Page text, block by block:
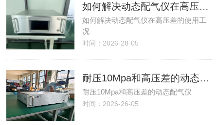
如何解决动态配气仪在高压差的使用工况
如何解决动态配气仪在高压差的使用工
况
时间：2026-28-05
耐压10Mpa和高压差的动态配气仪
耐压10Mpa和高压差的动态配气仪
时间：2026-26-05